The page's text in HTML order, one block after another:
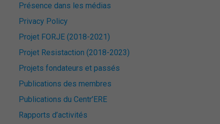
Présence dans les médias
Privacy Policy
Projet FORJE (2018-2021)
Projet Resistaction (2018-2023)
Projets fondateurs et passés
Publications des membres
Publications du Centr’ERE
Rapports d’activités